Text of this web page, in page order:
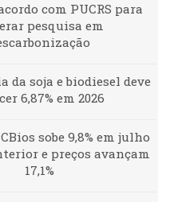
com PUCRS para
pesquisa em
da soja e biodiesel deve
6,87% em 2026
sobe 9,8% em julho
e preços avançam
17,1%